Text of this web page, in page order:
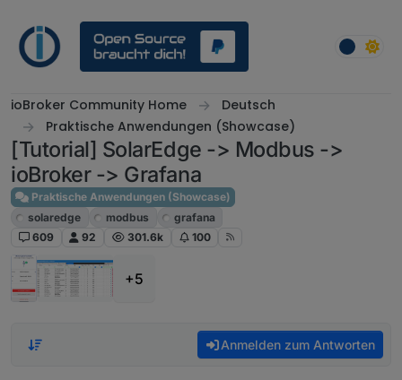
ioBroker Community Home
Deutsch
Praktische Anwendungen (Showcase)
[Tutorial] SolarEdge -> Modbus ->
ioBroker -> Grafana
Praktische Anwendungen (Showcase)
solaredge
modbus
grafana
609
92 301.6k 100
+5
Anmelden zum Antworten